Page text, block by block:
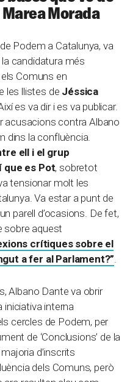
Morada
Podem a Catalunya, va
candidatura més
Comuns en
les llistes de Jéssica
es va dir i es va publicar.
acusacions contra Albano
dins la confluència.
ell i el grup
que es Pot, sobretot
tensionar molt les
Va estar a punt de
parell d’ocasions. De fet,
sobre aquest
crítiques sobre el
a fer al Parlament?”
Albano Dante va obrir
iniciativa interna
cercles de Podem, per
de ‘Conclusions’ de la
d’inscrits
dels Comuns, però